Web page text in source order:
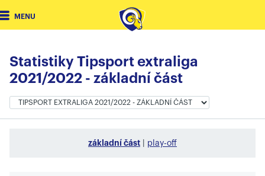
MENU
Statistiky Tipsport extraliga
2021/2022 - základní část
základní část play-off